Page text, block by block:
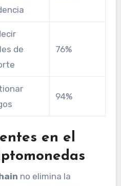
de
76%
94%
en el
no elimina la